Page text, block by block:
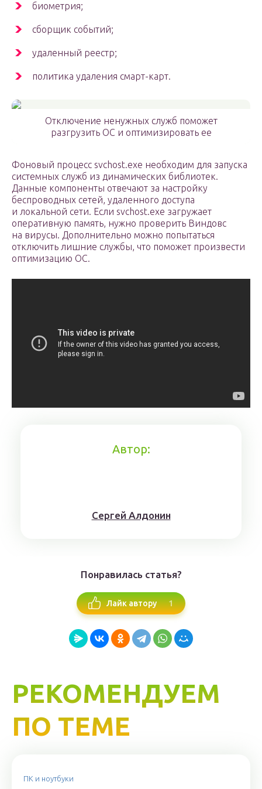
биометрия;
сборщик событий;
удаленный реестр;
политика удаления смарт-карт.
Отключение ненужных служб поможет
разгрузить ОС и оптимизировать ее
Фоновый процесс svchost.exe необходим для запуска
системных служб из динамических библиотек.
Данные компоненты отвечают за настройку
беспроводных сетей, удаленного доступа
и локальной сети. Если svchost.exe загружает
оперативную память, нужно проверить Виндовс
на вирусы. Дополнительно можно попытаться
отключить лишние службы, что поможет произвести
оптимизацию ОС.
Автор:
Сергей Алдонин
Понравилась статья?
Лайк автору 1
РЕКОМЕНДУЕМ
ПО ТЕМЕ
ПК и ноутбуки